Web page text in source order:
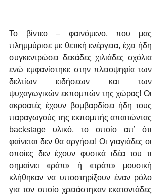
Το βίντεο – φαινόμενο, που μας
πλημμύρισε με θετική ενέργεια, έχει ήδη
συγκεντρώσει δεκάδες χιλιάδες σχόλια
ενώ εμφανίστηκε στην πλειοψηφία των
δελτίων ειδήσεων και των
ψυχαγωγικών εκπομπών της χώρας! Οι
ακροατές έχουν βομβαρδίσει ήδη τους
παραγωγούς της εκπομπής απαιτώντας
backstage υλικό, το οποίο απ’ ότι
φαίνεται δεν θα αργήσει! Οι γιαγιάδες οι
οποίες δεν έχουν φυσικά ιδέα του τι
σημαίνει «ράπ» ή «τράπ» μουσική
κλήθηκαν να υποστηρίξουν έναν ρόλο
για τον οποίο χρειάστηκαν εκατοντάδες